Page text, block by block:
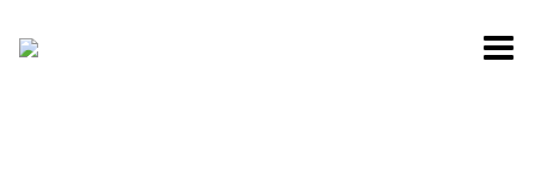
sisältöön